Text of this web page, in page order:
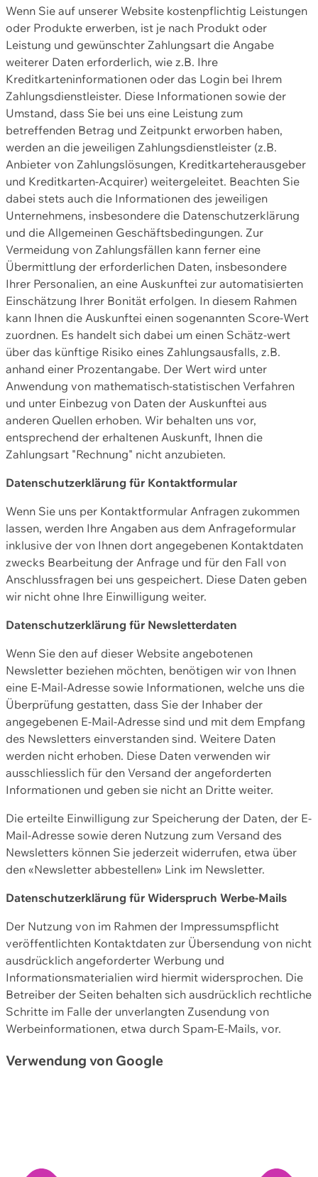
Wenn Sie auf unserer Website kostenpflichtig Leistungen
oder Produkte erwerben, ist je nach Produkt oder
Leistung und gewünschter Zahlungsart die Angabe
weiterer Daten erforderlich, wie z.B. Ihre
Kreditkarteninformationen oder das Login bei Ihrem
Zahlungsdienstleister. Diese Informationen sowie der
Umstand, dass Sie bei uns eine Leistung zum
betreffenden Betrag und Zeitpunkt erworben haben,
werden an die jeweiligen Zahlungsdienstleister (z.B.
Anbieter von Zahlungslösungen, Kreditkarteherausgeber
und Kreditkarten-Acquirer) weitergeleitet. Beachten Sie
dabei stets auch die Informationen des jeweiligen
Unternehmens, insbesondere die Datenschutzerklärung
und die Allgemeinen Geschäftsbedingungen. Zur
Vermeidung von Zahlungsfällen kann ferner eine
Übermittlung der erforderlichen Daten, insbesondere
Ihrer Personalien, an eine Auskunftei zur automatisierten
Einschätzung Ihrer Bonität erfolgen. In diesem Rahmen
kann Ihnen die Auskunftei einen sogenannten Score-Wert
zuordnen. Es handelt sich dabei um einen Schätz-wert
über das künftige Risiko eines Zahlungsausfalls, z.B.
anhand einer Prozentangabe. Der Wert wird unter
Anwendung von mathematisch-statistischen Verfahren
und unter Einbezug von Daten der Auskunftei aus
anderen Quellen erhoben. Wir behalten uns vor,
entsprechend der erhaltenen Auskunft, Ihnen die
Zahlungsart "Rechnung" nicht anzubieten.
Datenschutzerklärung für Kontaktformular
Wenn Sie uns per Kontaktformular Anfragen zukommen
lassen, werden Ihre Angaben aus dem Anfrageformular
inklusive der von Ihnen dort angegebenen Kontaktdaten
zwecks Bearbeitung der Anfrage und für den Fall von
Anschlussfragen bei uns gespeichert. Diese Daten geben
wir nicht ohne Ihre Einwilligung weiter.
Datenschutzerklärung für Newsletterdaten
Wenn Sie den auf dieser Website angebotenen
Newsletter beziehen möchten, benötigen wir von Ihnen
eine E-Mail-Adresse sowie Informationen, welche uns die
Überprüfung gestatten, dass Sie der Inhaber der
angegebenen E-Mail-Adresse sind und mit dem Empfang
des Newsletters einverstanden sind. Weitere Daten
werden nicht erhoben. Diese Daten verwenden wir
ausschliesslich für den Versand der angeforderten
Informationen und geben sie nicht an Dritte weiter.
Die erteilte Einwilligung zur Speicherung der Daten, der E-
Mail-Adresse sowie deren Nutzung zum Versand des
Newsletters können Sie jederzeit widerrufen, etwa über
den «Newsletter abbestellen» Link im Newsletter.
Datenschutzerklärung für Widerspruch Werbe-Mails
Der Nutzung von im Rahmen der Impressumspflicht
veröffentlichten Kontaktdaten zur Übersendung von nicht
ausdrücklich angeforderter Werbung und
Informationsmaterialien wird hiermit widersprochen. Die
Betreiber der Seiten behalten sich ausdrücklich rechtliche
Schritte im Falle der unverlangten Zusendung von
Werbeinformationen, etwa durch Spam-E-Mails, vor.
Verwendung von Google